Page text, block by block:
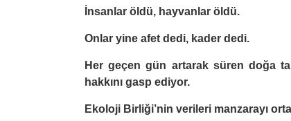
İnsanlar öldü, hayvanlar öldü.
Onlar yine afet dedi, kader dedi.
Her geçen gün artarak süren doğa
hakkını gasp ediyor.
Ekoloji Birliği’nin verileri manzarayı